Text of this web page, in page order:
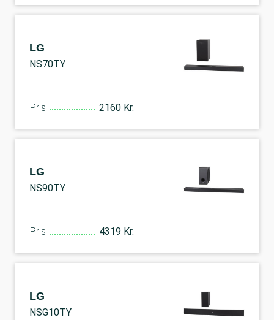
LG
NS70TY
Pris 2160 Kr.
LG
NS90TY
Pris 4319 Kr.
LG
NSG10TY